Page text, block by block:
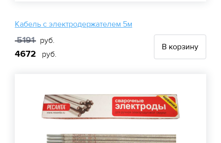
Кабель с электродержателем 5м
5191 руб.
4672 руб.
В корзину